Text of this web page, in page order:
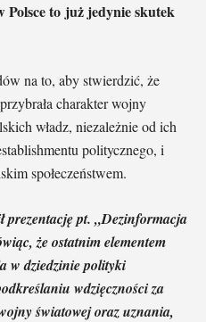
Polsce to już jedynie skutek
na to, aby stwierdzić, że
charakter wojny
władz, niezależnie od ich
politycznego, i
społeczeństwem.
prezentację pt. „Dezinformacja
że ostatnim elementem
w dziedzinie polityki
wdzięczności za
światowej oraz uznania,